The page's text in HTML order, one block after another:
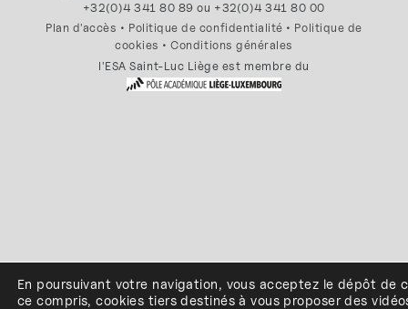
+32(0)4 341 80 89 ou +32(0)4 341 80 00
Plan d'accès • Politique de confidentialité • Politique de
cookies •Conditions générales
l'ESA Saint-Luc Liège est membre du
En poursuivant votre navigation, vous acceptez le dépôt de
ce compris, cookies tiers destinés àvous proposer des